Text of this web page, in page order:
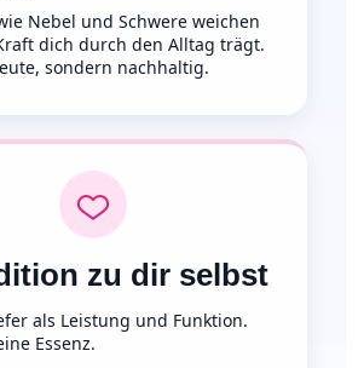
Nebel und Schwere weichen
dich durch den Alltag trägt.
sondern nachhaltig.
zu dir selbst
als Leistung und Funktion.
Essenz.